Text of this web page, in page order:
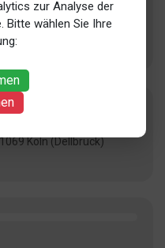
zur Analyse der
Bitte wählen Sie Ihre
Köln (Dellbrück)